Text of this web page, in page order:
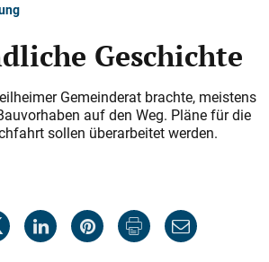
Geschichte
Gemeinderat brachte, meistens
auf den Weg. Pläne für die
sollen überarbeitet werden.